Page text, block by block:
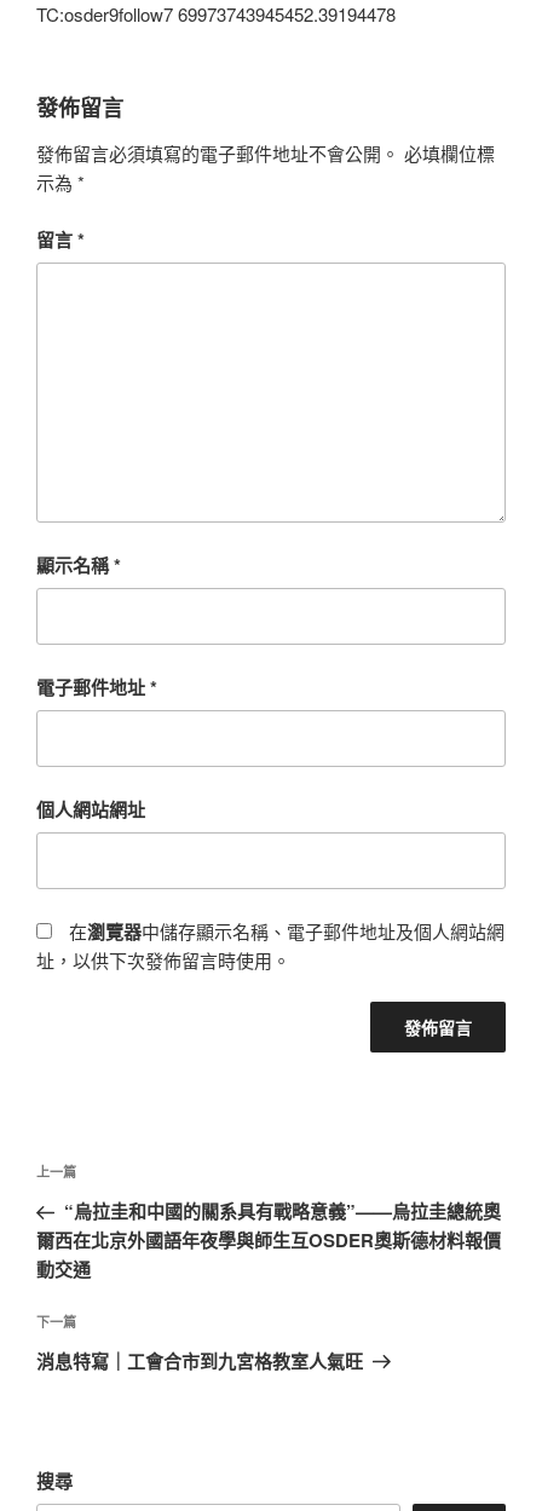
TC:osder9follow7 69973743945452.39194478
發佈留言
發佈留言必須填寫的電子郵件地址不會公開。 必填欄位標
示為 *
留言*
顯示名稱*
電子郵件地址*
個人網站網址
在瀏覽器中儲存顯示名稱、電子郵件地址及個人網站網
址，以供下次發佈留言時使用。
文
導
覽
上
一
篇
文
上一篇
“烏拉圭和中國的關系具有戰略意義”——烏拉圭總統奧
爾西在北京外國語年夜學與師生互OSDER奧斯德材料報價
動交通
下
一
下一篇
消息特寫｜工會合市到九宮格教室人氣旺
搜尋